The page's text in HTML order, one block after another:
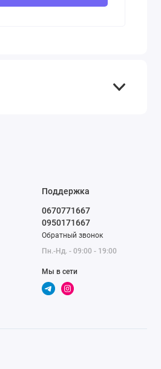
Поддержка
0670771667
0950171667
Обратный звонок
Пн.-Нд. - 09:00 - 19:00
Мы в сети